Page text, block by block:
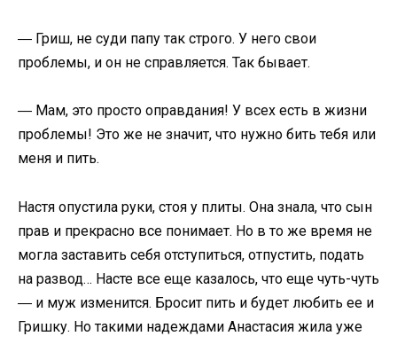
― Гриш, не суди папу так строго. У него свои
проблемы, и он не справляется. Так бывает.
― Мам, это просто оправдания! У всех есть в жизни
проблемы! Это же не значит, что нужно бить тебя или
меня и пить.
Настя опустила руки, стоя у плиты. Она знала, что сын
прав и прекрасно все понимает. Но в то же время не
могла заставить себя отступиться, отпустить, подать
на развод… Насте все еще казалось, что еще чуть-чуть
― и муж изменится. Бросит пить и будет любить ее и
Гришку. Но такими надеждами Анастасия жила уже